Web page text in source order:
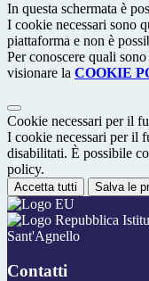
In questa schermata è
I cookie necessari sono
piattaforma e non è
Per conoscere quali
visionare la COOKIE
Cookie necessari per il
I cookie necessari per il
disabilitati. È possibile
policy.
Accetta tutti Salva le
Sant'Agnello
Contatti